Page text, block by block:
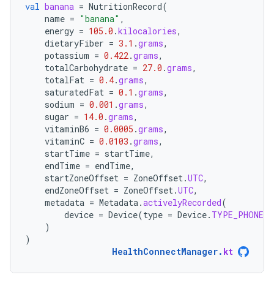
val banana = NutritionRecord(
name = "banana" ,
energy = 105.0 .kilocalories,
dietaryFiber = 3.1 .grams,
potassium = 0.422.grams,
totalCarbohydrate = 27.0 .grams,
totalFat = 0.4.grams,
saturatedFat = 0.1 .grams,
sodium = 0.001 .grams,
sugar = 14.0 .grams,
vitaminB6 = 0.0005 .grams,
vitaminC = 0.0103 .grams,
startTime = startTime,
endTime = endTime,
startZoneOffset = ZoneOffset.UTC,
endZoneOffset = ZoneOffset.UTC,
metadata = Metadata.activelyRecorded(
device = Device(type = Device. TYPE_PHONE
)
)
HealthConnectManager. kt